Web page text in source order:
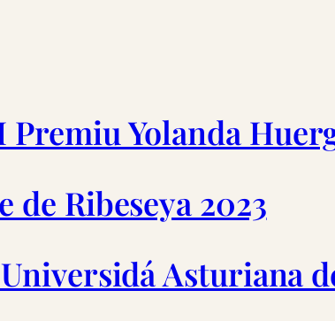
Yolanda
de Ribeseya 2023
Asturiana